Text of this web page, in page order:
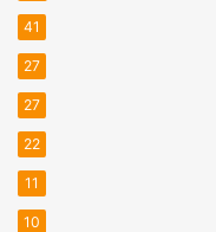
41
27
27
22
11
10